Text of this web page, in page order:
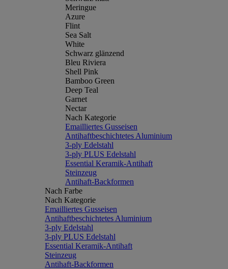
Meringue
Azure
Flint
Sea Salt
White
Schwarz glänzend
Bleu Riviera
Shell Pink
Bamboo Green
Deep Teal
Garnet
Nectar
Nach Kategorie
Emailliertes Gusseisen
Antihaftbeschichtetes Aluminium
3-ply Edelstahl
3-ply PLUS Edelstahl
Essential Keramik-Antihaft
Steinzeug
Antihaft-Backformen
Nach Farbe
Nach Kategorie
Emailliertes Gusseisen
Antihaftbeschichtetes Aluminium
3-ply Edelstahl
3-ply PLUS Edelstahl
Essential Keramik-Antihaft
Steinzeug
Antihaft-Backformen